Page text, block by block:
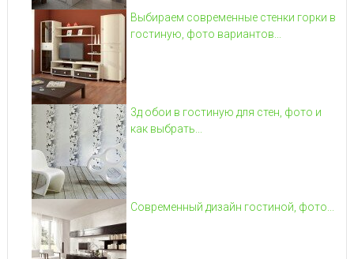
Выбираем современные стенки горки в
гостиную, фото вариантов...
3д обои в гостиную для стен, фото и
как выбрать...
Современный дизайн гостиной, фото...